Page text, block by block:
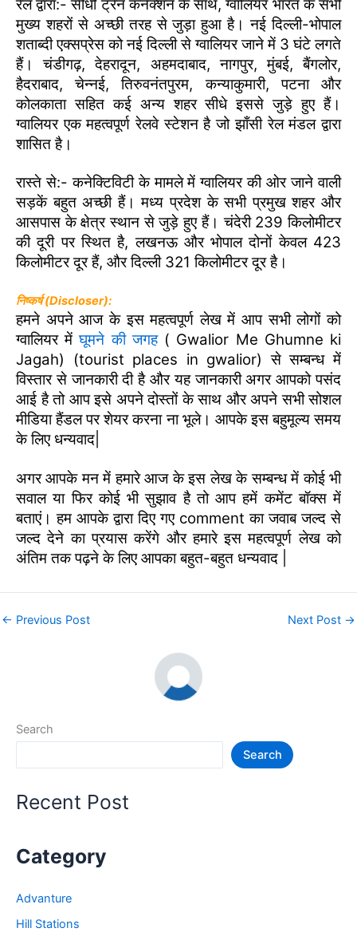
रेल द्वारा:- सीधी ट्रेन कनेक्शन के साथ, ग्वालियर भारत के सभी
मुख्य शहरों से अच्छी तरह से जुड़ा हुआ है। नई दिल्ली-भोपाल
शताब्दी एक्सप्रेस को नई दिल्ली से ग्वालियर जाने में 3 घंटे लगते
हैं। चंडीगढ़, देहरादून, अहमदाबाद, नागपुर, मुंबई, बैंगलोर,
हैदराबाद, चेन्नई, तिरुवनंतपुरम, कन्याकुमारी, पटना और
कोलकाता सहित कई अन्य शहर सीधे इससे जुड़े हुए हैं।
ग्वालियर एक महत्वपूर्ण रेलवे स्टेशन है जो झाँसी रेल मंडल द्वारा
शासित है।
रास्ते से:- कनेक्टिविटी के मामले में ग्वालियर की ओर जाने वाली
सड़कें बहुत अच्छी हैं। मध्य प्रदेश के सभी प्रमुख शहर और
आसपास के क्षेत्र स्थान से जुड़े हुए हैं। चंदेरी 239 किलोमीटर
की दूरी पर स्थित है, लखनऊ और भोपाल दोनों केवल 423
किलोमीटर दूर हैं, और दिल्ली 321 किलोमीटर दूर है।
निष्कर्ष (Discloser):
हमने अपने आज के इस महत्वपूर्ण लेख में आप सभी लोगों को
ग्वालियर मेंघूमने की जगह( Gwalior Me Ghumne ki
Jagah) (tourist places in gwalior) से सम्बन्ध में
विस्तार से जानकारी दी है और यह जानकारी अगर आपको पसंद
आई है तो आप इसे अपने दोस्तों के साथ और अपने सभी सोशल
मीडिया हैंडल पर शेयर करना ना भूले। आपके इस बहुमूल्य समय
के लिए धन्यवाद|
अगर आपके मन में हमारे आज के इस लेख के सम्बन्ध में कोई भी
सवाल या फिर कोई भी सुझाव है तो आप हमें कमेंट बॉक्स में
बताएं। हम आपके द्वारा दिए गए comment का जवाब जल्द से
जल्द देने का प्रयास करेंगे और हमारे इस महत्वपूर्ण लेख को
अंतिम तक पढ़ने के लिए आपका बहुत-बहुत धन्यवाद |
← Previous Post Next Post →
Search
Search
Recent Post
Category
Advanture
Hill Stations